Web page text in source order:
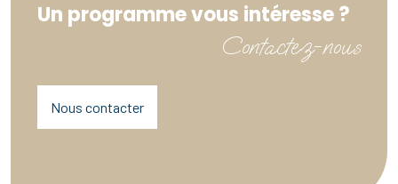
Un programme vous intéresse ?
Contactez-nous
Nous contacter